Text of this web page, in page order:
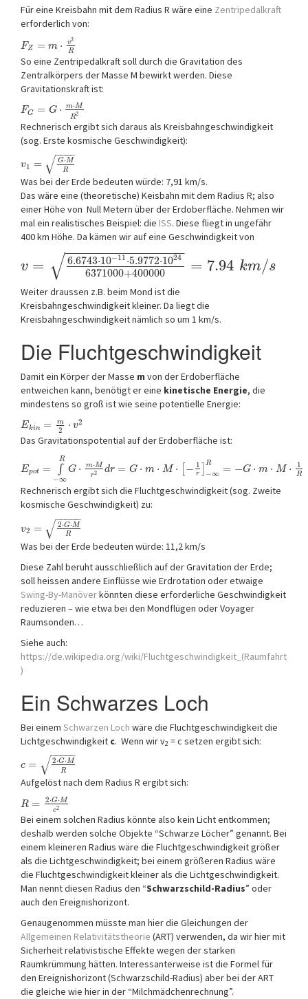
Für eine Kreisbahn mit dem Radius R wäre eine Zentripedalkraft
erforderlich von:
FZ = m ⋅ v2
R
So eine Zentripedalkraft soll durch die Gravitation des
Zentralkörpers der Masse M bewirkt werden. Diese
Gravitationskraft ist:
FG = G ⋅ m⋅M
R2
Rechnerisch ergibt sich daraus als Kreisbahngeschwindigkeit
(sog. Erste kosmische Geschwindigkeit):
v1 = G⋅M
R
− −
−−
√
Was bei der Erde bedeuten würde: 7,91 km/s.
Das wäre eine (theoretische) Keisbahn mit dem Radius R; also
einer Höhe von Null Metern über der Erdoberfläche. Nehmen wir
mal ein realistisches Beispiel: die ISS. Diese fliegt in ungefähr
400 km Höhe. Da kämen wir auf eine Geschwindigkeit von
v = 6.6743⋅10−11 ⋅5.9772⋅1024
6371000+400000
− −
−−−−−−−−−−−−
√ = 7.94 km/s
Weiter draussen z.B. beim Mond ist die
Kreisbahngeschwindigkeit kleiner. Da liegt die
Kreisbahngeschwindigkeit nämlich so um 1 km/s.
Die Fluchtgeschwindigkeit
Damit ein Körper der Masse m von der Erdoberfläche
entweichen kann, benötigt er eine kinetische Energie, die
mindestens so groß ist wie seine potentielle Energie:
Ekin = m
2 ⋅ v2
Das Gravitationspotential auf der Erdoberfläche ist:
Epot = ∫
−∞
R
G ⋅ m⋅ M
r2 dr = G ⋅ m ⋅ M ⋅ − 1
r ]R
−∞ = −G ⋅ m ⋅ M ⋅ 1
R
Rechnerisch ergibt sich die Fluchtgeschwindigkeit (sog. Zweite
kosmische Geschwindigkeit) zu:
v2 = 2⋅G⋅ M
R
− −
−−−
√
Was bei der Erde bedeuten würde: 11,2 km/s
Diese Zahl beruht ausschließlich auf der Gravitation der Erde;
soll heissen andere Einflüsse wie Erdrotation oder etwaige
Swing-By-Manöverkönnten diese erforderliche Geschwindigkeit
reduzieren – wie etwa bei den Mondflügen oder Voyager
Raumsonden…
Siehe auch:
https://de.wikipedia.org/wiki/Fluchtgeschwindigkeit_(Raumfahrt
)
Ein Schwarzes Loch
Bei einem Schwarzen Loch wäre die Fluchtgeschwindigkeit die
Lichtgeschwindigkeit c. Wenn wir v2 = c setzen ergibt sich:
c = 2⋅G ⋅M
R
− −
−−−
√
Aufgelöst nach dem Radius R ergibt sich:
R = 2⋅G⋅ M
c2
Bei einem solchen Radius könnte also kein Licht entkommen;
deshalb werden solche Objekte “Schwarze Löcher” genannt. Bei
einem kleineren Radius wäre die Fluchtgeschwindigkeit größer
als die Lichtgeschwindigkeit; bei einem größeren Radius wäre
die Fluchtgeschwindigkeit kleiner als die Lichtgeschwindigkeit.
Man nennt diesen Radius den “Schwarzschild-Radius” oder
auch den Ereignishorizont.
Genaugenommen müsste man hier die Gleichungen der
Allgemeinen Relativitätstheorie (ART) verwenden, da wir hier mit
Sicherheit relativistische Effekte wegen der starken
Raumkrümmung hätten. Interessanterweise ist die Formel für
den Ereignishorizont (Schwarzschild-Radius) aber bei der ART
die gleiche wie hier in der “Milchmädchenrechnung”.